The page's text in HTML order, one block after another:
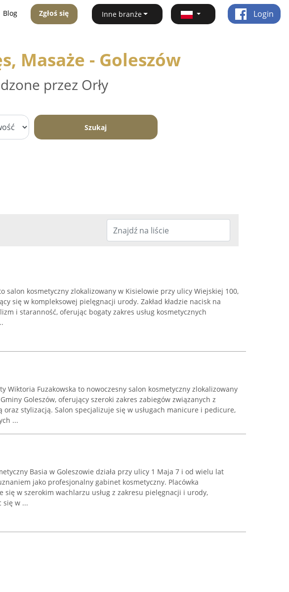
Blog Zgłoś się Inne branże Login
Masaże - Goleszów
przez Orły
Szukaj
salon kosmetyczny zlokalizowany w Kisielowie przy ulicy Wiejskiej 100,
się w kompleksowej pielęgnacji urody. Zakład kładzie nacisk na
i staranność, oferując bogaty zakres usług kosmetycznych
Wiktoria Fuzakowska to nowoczesny salon kosmetyczny zlokalizowany
Goleszów, oferujący szeroki zakres zabiegów związanych z
oraz stylizacją. Salon specjalizuje się w usługach manicure i pedicure,
...
Basia w Goleszowie działa przy ulicy 1 Maja 7 i od wielu lat
jako profesjonalny gabinet kosmetyczny. Placówka
się w szerokim wachlarzu usług z zakresu pielęgnacji i urody,
się w ...